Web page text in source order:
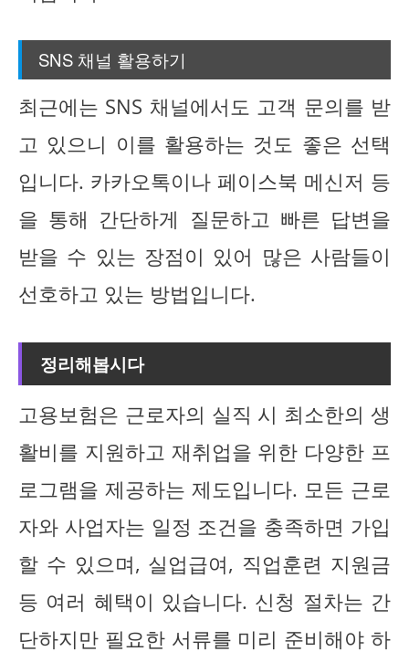
SNS 채널 활용하기
최근에는 SNS 채널에서도 고객 문의를 받
고 있으니 이를 활용하는 것도 좋은 선택
입니다. 카카오톡이나 페이스북 메신저 등
을 통해 간단하게 질문하고 빠른 답변을
받을 수 있는 장점이 있어 많은 사람들이
선호하고 있는 방법입니다.
정리해봅시다
고용보험은 근로자의 실직 시 최소한의 생
활비를 지원하고 재취업을 위한 다양한 프
로그램을 제공하는 제도입니다. 모든 근로
자와 사업자는 일정 조건을 충족하면 가입
할 수 있으며, 실업급여, 직업훈련 지원금
등 여러 혜택이 있습니다. 신청 절차는 간
단하지만 필요한 서류를 미리 준비해야 하